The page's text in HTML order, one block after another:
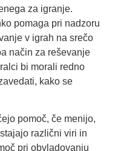
za igranje.
pomaga pri nadzoru
v igrah na srečo
način za reševanje
bi morali redno
kako se
pomoč, če menijo,
različni viri in
pri obvladovanju